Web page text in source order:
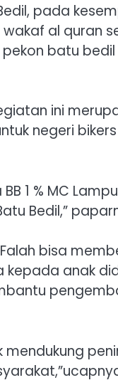
pada
al quran
batu
ini
negeri
1 % MC
Bedil,”
bisa
anak
mendukung